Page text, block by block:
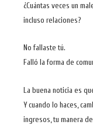
¿Cuántas veces un
incluso relaciones?
No fallaste tú.
Falló la forma de
La buena noticia es
Y cuando lo haces,
ingresos, tu manera